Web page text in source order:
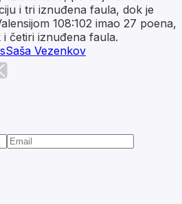
i tri iznuđena faula, dok je
108:102 imao 27 poena,
i četiri iznuđena faula.
Saša Vezenkov